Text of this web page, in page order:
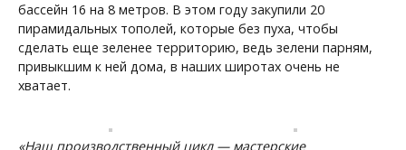
бассейн 16 на 8 метров. В этом году закупили 20
пирамидальных тополей, которые без пуха, чтобы
сделать еще зеленее территорию, ведь зелени парням,
привыкшим к ней дома, в наших широтах очень не
хватает.
«Наш производственный цикл — мастерские